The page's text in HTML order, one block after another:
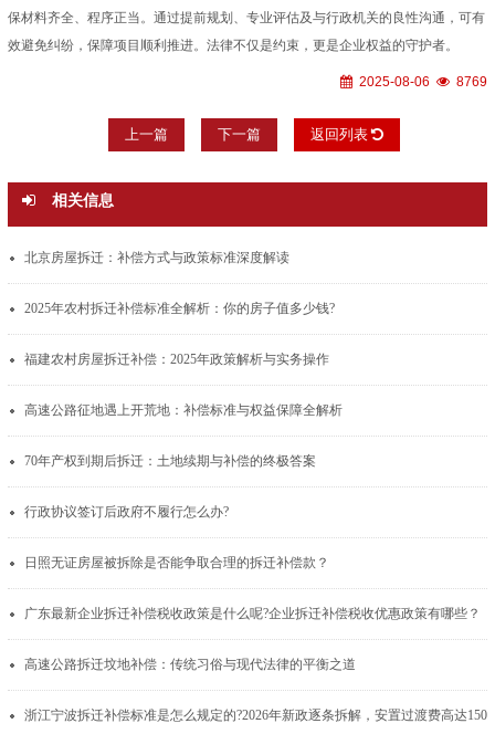
保材料齐全、程序正当。通过提前规划、专业评估及与行政机关的良性沟通，可有
效避免纠纷，保障项目顺利推进。法律不仅是约束，更是企业权益的守护者。
2025-08-06 8769
上一篇 下一篇 返回列表
相关信息
北京房屋拆迁：补偿方式与政策标准深度解读
2025年农村拆迁补偿标准全解析：你的房子值多少钱?
福建农村房屋拆迁补偿：2025年政策解析与实务操作
高速公路征地遇上开荒地：补偿标准与权益保障全解析
70年产权到期后拆迁：土地续期与补偿的终极答案
行政协议签订后政府不履行怎么办?
日照无证房屋被拆除是否能争取合理的拆迁补偿款？
广东最新企业拆迁补偿税收政策是什么呢?企业拆迁补偿税收优惠政策有哪些？
高速公路拆迁坟地补偿：传统习俗与现代法律的平衡之道